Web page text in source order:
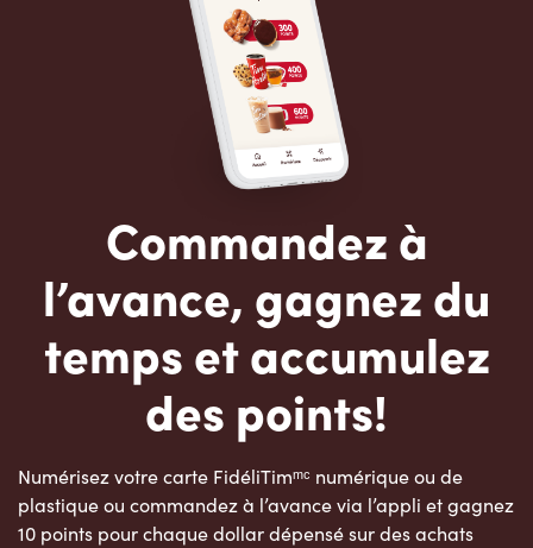
Commandez à
l’avance, gagnez du
temps et accumulez
des points!
Numérisez votre carte FidéliTimᵐᶜ numérique ou de
plastique ou commandez à l’avance via l’appli et gagnez
10 points pour chaque dollar dépensé sur des achats